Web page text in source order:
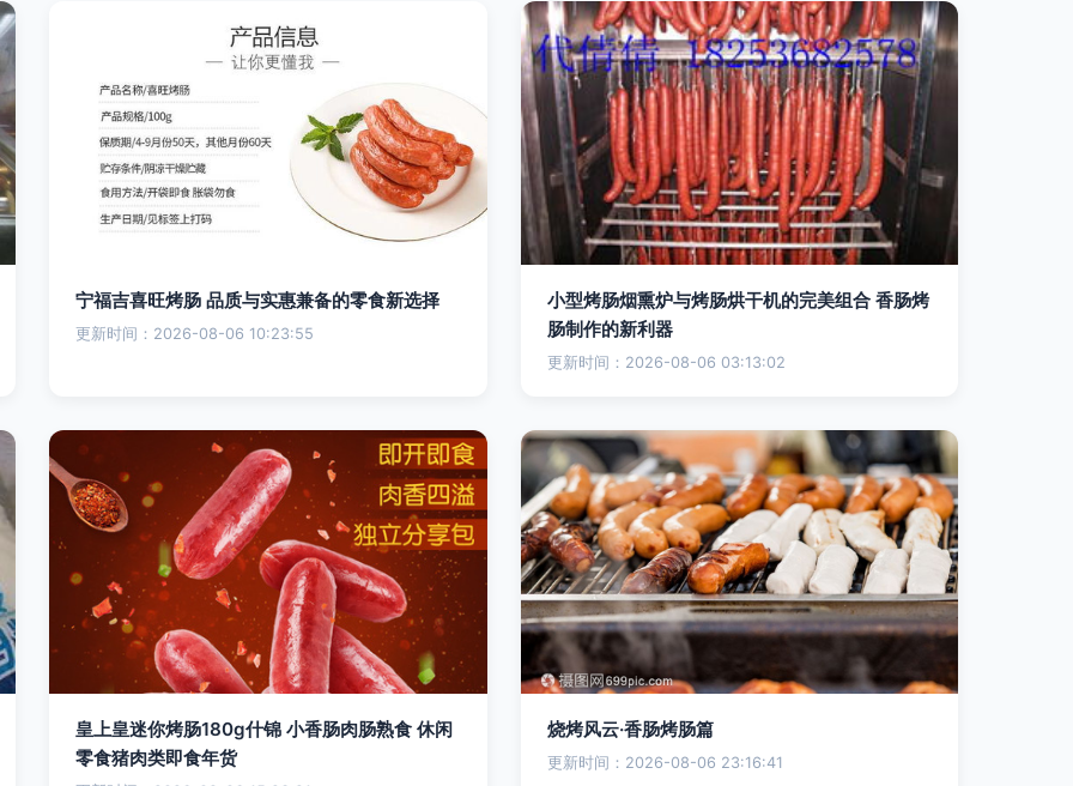
宁福吉喜旺烤肠 品质与实惠兼备的零食新选择
更新时间：2026-08-06 10:23:55
小型烤肠烟熏炉与烤肠烘干机的完美组合 香肠烤
肠制作的新利器
更新时间：2026-08-06 03:13:02
皇上皇迷你烤肠180g什锦 小香肠肉肠熟食 休闲
零食猪肉类即食年货
烧烤风云·香肠烤肠篇
更新时间：2026-08-06 23:16:41